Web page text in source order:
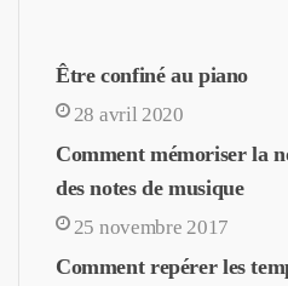
Être confiné au piano
28 avril 2020
Comment mémoriser la
des notes de musique
25 novembre 2017
Comment repérer les